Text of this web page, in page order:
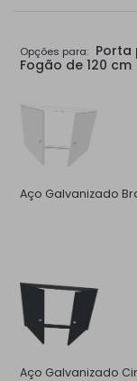
Opções para: Porta
Fogão de 120 cm
Aço Galvanizado
Aço Galvanizado